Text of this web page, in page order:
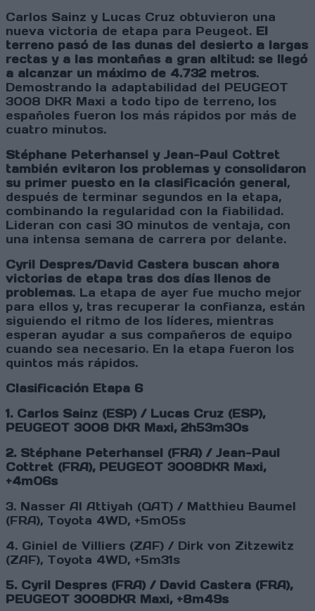
Carlos Sainz y Lucas Cruz obtuvieron una
nueva victoria de etapa para Peugeot. El
terreno pasó de las dunas del desierto a largas
rectas y a las montañas a gran altitud: se llegó
a alcanzar un máximo de 4.732 metros.
Demostrando la adaptabilidad del PEUGEOT
3008 DKR Maxi a todo tipo de terreno, los
españoles fueron los más rápidos por más de
cuatro minutos.
Stéphane Peterhansel y Jean-Paul Cottret
también evitaron los problemas y consolidaron
su primer puesto en la clasificación general,
después de terminar segundos en la etapa,
combinando la regularidad con la fiabilidad.
Lideran con casi 30 minutos de ventaja, con
una intensa semana de carrera por delante.
Cyril Despres/David Castera buscan ahora
victorias de etapa tras dos días llenos de
problemas. La etapa de ayer fue mucho mejor
para ellos y, tras recuperar la confianza, están
siguiendo el ritmo de los líderes, mientras
esperan ayudar a sus compañeros de equipo
cuando sea necesario. En la etapa fueron los
quintos más rápidos.
Clasificación Etapa 6
1. Carlos Sainz (ESP) / Lucas Cruz (ESP),
PEUGEOT 3008 DKR Maxi, 2h53m30s
2. Stéphane Peterhansel (FRA) / Jean-Paul
Cottret (FRA), PEUGEOT 3008DKR Maxi,
+4m06s
3. Nasser Al Attiyah (QAT) / Matthieu Baumel
(FRA), Toyota 4WD, +5m05s
4. Giniel de Villiers (ZAF) / Dirk von Zitzewitz
(ZAF), Toyota 4WD, +5m31s
5. Cyril Despres (FRA) / David Castera (FRA),
PEUGEOT 3008DKR Maxi, +8m49s